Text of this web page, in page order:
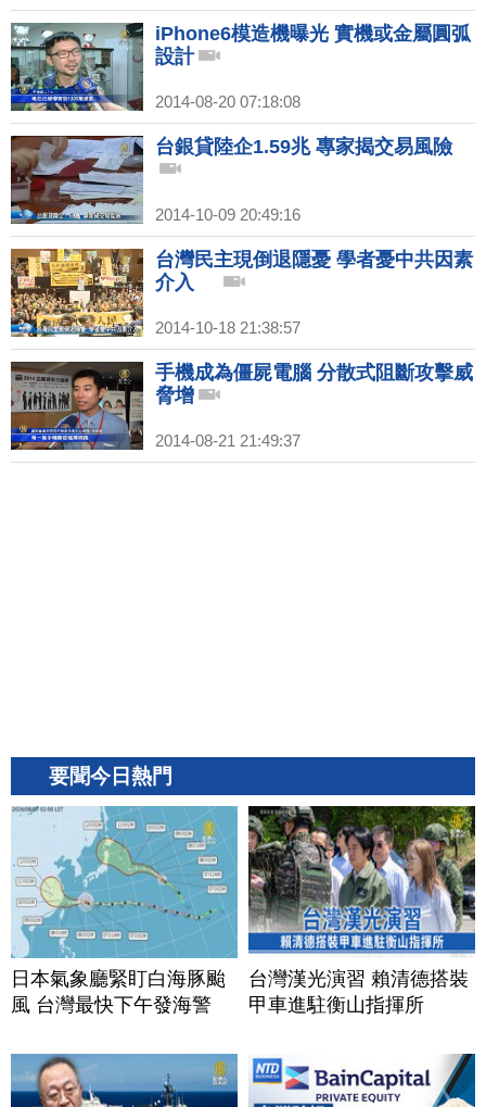
iPhone6模造機曝光 實機或金屬圓弧
設計
2014-08-20 07:18:08
台銀貸陸企1.59兆 專家揭交易風險
2014-10-09 20:49:16
台灣民主現倒退隱憂 學者憂中共因素
介入
2014-10-18 21:38:57
手機成為僵屍電腦 分散式阻斷攻擊威
脅增
2014-08-21 21:49:37
要聞今日熱門
日本氣象廳緊盯白海豚颱
風 台灣最快下午發海警
台灣漢光演習 賴清德搭裝
甲車進駐衡山指揮所